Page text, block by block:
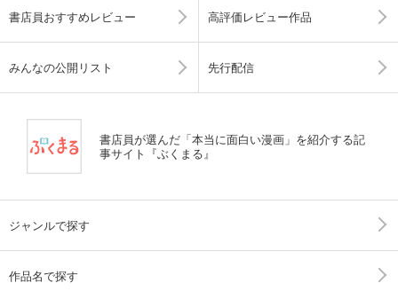
書店員おすすめレビュー 高評価レビュー作品
みんなの公開リスト 先行配信
書店員が選んだ「本当に面白い漫画」を紹介する記
事サイト『ぶくまる』
ジャンルで探す
作品名で探す